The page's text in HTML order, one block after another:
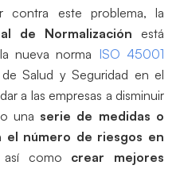
este problema, la
de Normalización está
nueva norma ISO 45001
Salud y Seguridad en el
a las empresas a disminuir
una serie de medidas o
el número de riesgos en
como crear mejores